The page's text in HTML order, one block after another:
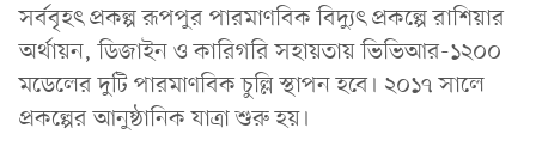
সর্ববৃহৎ প্রকল্প রূপপুর পারমাণবিক বিদ্যুৎ প্রকল্পে রাশিয়ার
অর্থায়ন, ডিজাইন ও কারিগরি সহায়তায় ভিভিআর-১২০০
মডেলের দুটি পারমাণবিক চুল্লি স্থাপন হবে। ২০১৭ সালে
প্রকল্পের আনুষ্ঠানিক যাত্রা শুরু হয়।